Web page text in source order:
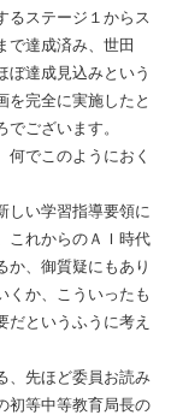
るステージ１からス
で達成済み、世田
ぼ達成見込みという
を完全に実施したと
ございます。
でこのようにおく
しい学習指導要領に
これからのＡＩ時代
か、御質疑にもあり
くか、こういったも
だというふうに考え
、先ほど委員お読み
初等中等教育局長の